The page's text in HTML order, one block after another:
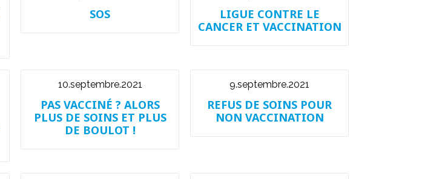
SOS
LIGUE CONTRE LE
CANCER ET VACCINATION
10.septembre.2021
PAS VACCINÉ ? ALORS
PLUS DE SOINS ET PLUS
DE BOULOT !
9.septembre.2021
REFUS DE SOINS POUR
NON VACCINATION